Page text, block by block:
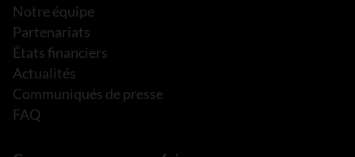
Notre équipe
Partenariats
États financiers
Actualités
Communiqués de presse
FAQ